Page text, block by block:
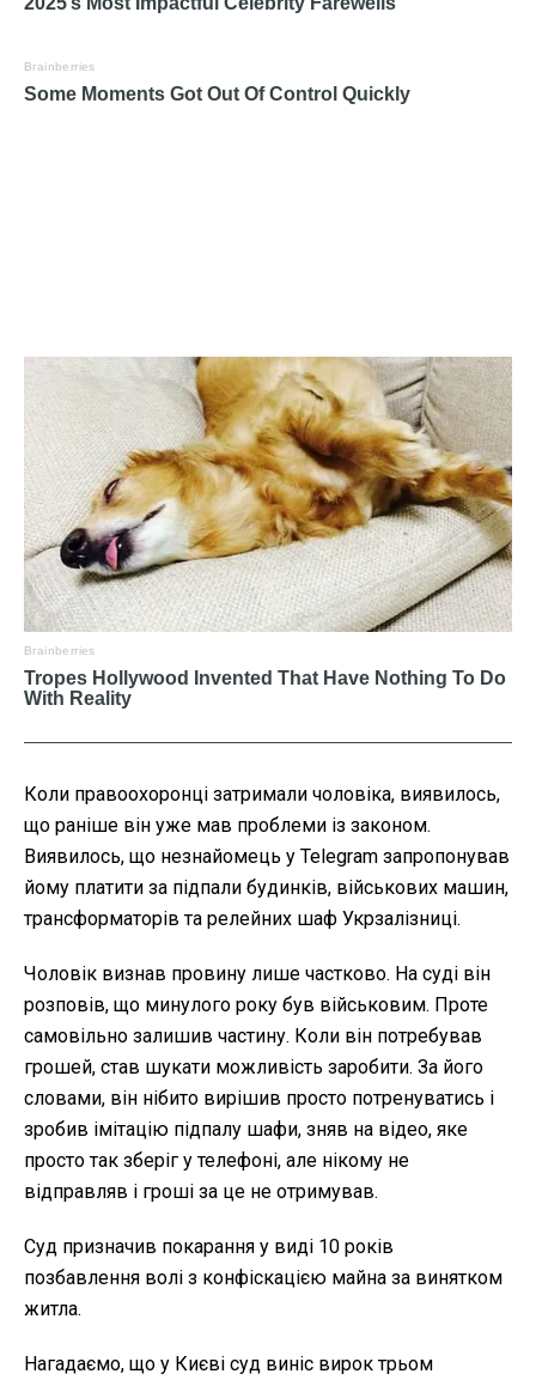
Коли правоохоронці затримали чоловіка, виявилось,
що раніше він уже мав проблеми із законом.
Виявилось, що незнайомець у Telegram запропонував
йому платити за підпали будинків, військових машин,
трансформаторів та релейних шаф Укрзалізниці.
Чоловік визнав провину лише частково. На суді він
розповів, що минулого року був військовим. Проте
самовільно залишив частину. Коли він потребував
грошей, став шукати можливість заробити. За його
словами, він нібито вирішив просто потренуватись і
зробив імітацію підпалу шафи, зняв на відео, яке
просто так зберіг у телефоні, але нікому не
відправляв і гроші за це не отримував.
Суд призначив покарання у виді 10 років
позбавлення волі з конфіскацією майна за винятком
житла.
Нагадаємо, що у Києві суд виніс вирок трьом